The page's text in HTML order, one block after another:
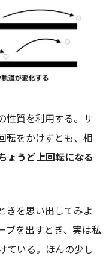
性質を利用する。サ
転をかけずとも、相
ょうど上回転になる
きを思い出してみよ
ブを出すとき、実は私
ている。ほんの少し